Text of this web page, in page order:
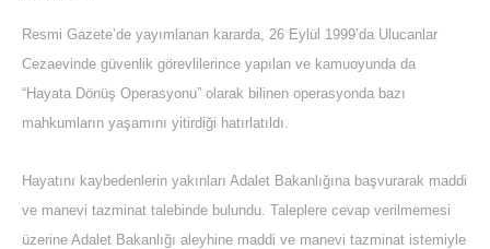
Resmi Gazete’de yayımlanan kararda, 26 Eylül 1999’da Ulucanlar
Cezaevinde güvenlik görevlilerince yapılan ve kamuoyunda da
“Hayata Dönüş Operasyonu” olarak bilinen operasyonda bazı
mahkumların yaşamını yitirdiği hatırlatıldı.
Hayatını kaybedenlerin yakınları Adalet Bakanlığına başvurarak maddi
ve manevi tazminat talebinde bulundu. Taleplere cevap verilmemesi
üzerine Adalet Bakanlığı aleyhine maddi ve manevi tazminat istemiyle